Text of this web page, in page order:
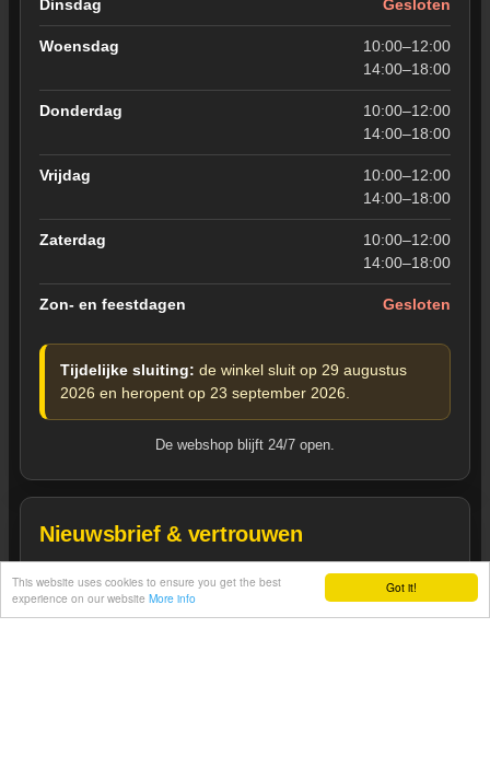
Got it!
This website uses cookies to ensure you get the best
experience on our website More info
Dinsdag Gesloten
Woensdag
10:00–12:00
14:00–18:00
Donderdag
10:00–12:00
14:00–18:00
Vrijdag
10:00–12:00
14:00–18:00
Zaterdag
10:00–12:00
14:00–18:00
Zon- en feestdagen Gesloten
Tijdelijke sluiting: de winkel sluit op 29 augustus
2026 en heropent op 23 september 2026.
De webshop blijft 24/7 open.
Nieuwsbrief & vertrouwen
Blijf op de hoogte van nieuwe containers, unieke stukken,
acties en showroomnieuws.
Heeft u een vraag?